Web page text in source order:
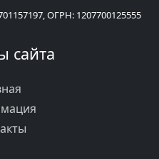
ОГРН: 1207700125555
сайта